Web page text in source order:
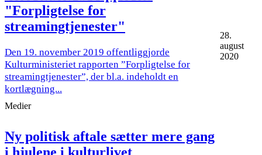
"Forpligtelse for
streamingtjenester"
Den 19. november 2019 offentliggjorde
Kulturministeriet rapporten ”Forpligtelse for
streamingtjenester”, der bl.a. indeholdt en
kortlægning...
Medier
28.
august
2020
Ny politisk aftale sætter mere gang
i hjulene i kulturlivet